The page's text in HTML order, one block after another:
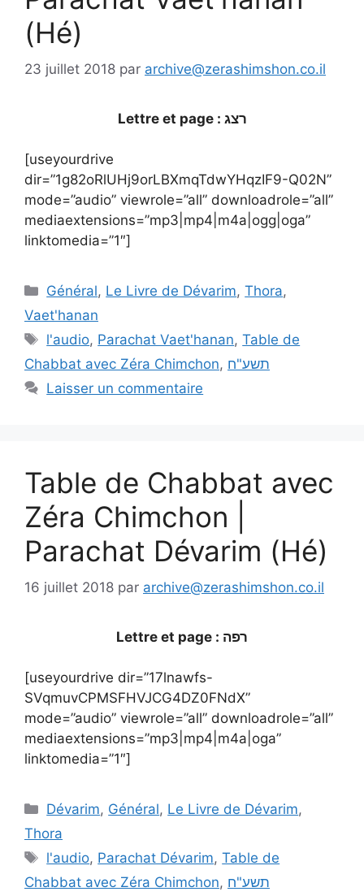
(Hé)
23 juillet 2018 par archive@zerashimshon.co.il
Lettre et page : רצג
[useyourdrive
dir=”1g82oRlUHj9orLBXmqTdwYHqzIF9-Q02N”
mode=”audio” viewrole=”all” downloadrole=”all”
mediaextensions=”mp3|mp4|m4a|ogg|oga”
linktomedia=”1″]
Général, Le Livre de Dévarim,Thora,
Vaet'hanan
l'audio, Parachat Vaet'hanan,Table de
Chabbat avec Zéra Chimchon, תשע"ח
Laisser un commentaire
Table de Chabbat avec
Zéra Chimchon |
Parachat Dévarim (Hé)
16 juillet 2018 par archive@zerashimshon.co.il
Lettre et page : רפה
[useyourdrive dir=”17lnawfs-
SVqmuvCPMSFHVJCG4DZ0FNdX”
mode=”audio” viewrole=”all” downloadrole=”all”
mediaextensions=”mp3|mp4|m4a|oga”
linktomedia=”1″]
Dévarim, Général, Le Livre de Dévarim,
Thora
l'audio, Parachat Dévarim,Table de
Chabbat avec Zéra Chimchon, תשע"ח